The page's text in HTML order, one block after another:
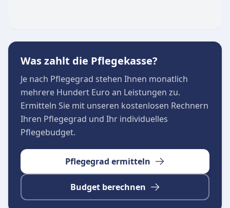
Herkunft, den Gewohnheiten und den
Fähigkeiten der Betreuten orientieren. Zum
umfassenden Leistungsangebot gehören unter
anderem:
Ein fester Mitarbeiterstamm
sorgt für Kontinuität, minimiert
Personalwechsel und schafft eine
Medizinische und pflegerische Versorgung:
Fachgerechte ambulante Pflegekonzepte, die
durch ein spezialisiertes Team für
Wundmanagement ergänzt werden.
Was zahlt die Pflegekasse?
Je nach Pflegegrad stehen Ihnen monatlich
mehrere Hundert Euro an Leistungen zu.
Ermitteln Sie mit unseren kostenlosen Rechnern
Ihren Pflegegrad und Ihr individuelles
Pflegebudget.
Pflegegrad ermitteln
Budget berechnen